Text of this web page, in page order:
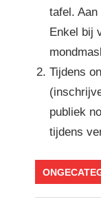
tafel.
Enkel bij
Tijdens
publiek
tijdens